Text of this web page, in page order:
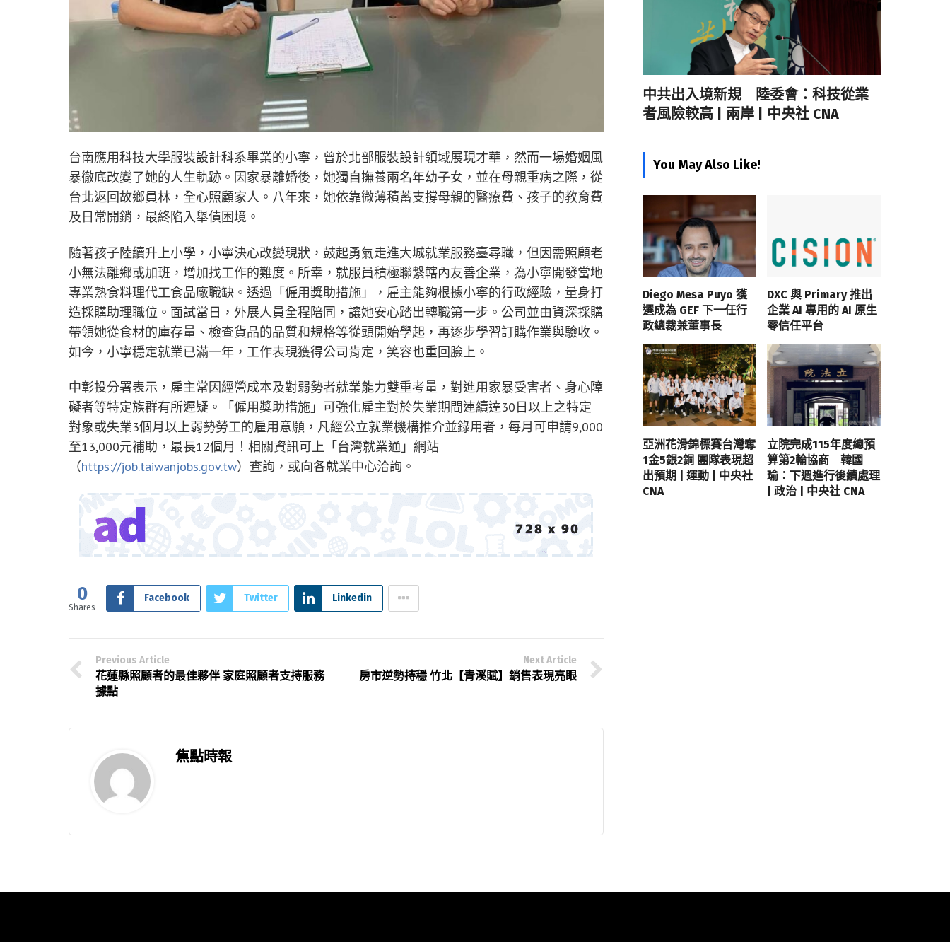
台南應用科技大學服裝設計科系畢業的小寧，曾於北部服裝設計領域展現才華，然而一場婚姻風
暴徹底改變了她的人生軌跡。因家暴離婚後，她獨自撫養兩名年幼子女，並在母親重病之際，從
台北返回故鄉員林，全心照顧家人。八年來，她依靠微薄積蓄支撐母親的醫療費、孩子的教育費
及日常開銷，最終陷入舉債困境。
隨著孩子陸續升上小學，小寧決心改變現狀，鼓起勇氣走進大城就業服務臺尋職，但因需照顧老
小無法離鄉或加班，增加找工作的難度。所幸，就服員積極聯繫轄內友善企業，為小寧開發當地
專業熟食料理代工食品廠職缺。透過「僱用獎助措施」，雇主能夠根據小寧的行政經驗，量身打
造採購助理職位。面試當日，外展人員全程陪同，讓她安心踏出轉職第一步。公司並由資深採購
帶領她從食材的庫存量、檢查貨品的品質和規格等從頭開始學起，再逐步學習訂購作業與驗收。
如今，小寧穩定就業已滿一年，工作表現獲得公司肯定，笑容也重回臉上。
中彰投分署表示，雇主常因經營成本及對弱勢者就業能力雙重考量，對進用家暴受害者、身心障
礙者等特定族群有所遲疑。「僱用獎助措施」可強化雇主對於失業期間連續達30日以上之特定
對象或失業3個月以上弱勢勞工的雇用意願，凡經公立就業機構推介並錄用者，每月可申請9,000
至13,000元補助，最長12個月！相關資訊可上「台灣就業通」網站
（https://job.taiwanjobs.gov.tw）查詢，或向各就業中心洽詢。
0
Shares
Facebook Twitter Linkedin
Previous Article
花蓮縣照顧者的最佳夥伴 家庭照顧者支持服務
據點
Next Article
房市逆勢持穩 竹北【青溪賦】銷售表現亮眼
焦點時報
中共出入境新規 陸委會：科技從業
者風險較高 | 兩岸 | 中央社 CNA
You May Also Like!
Diego Mesa Puyo 獲
選成為 GEF 下一任行
政總裁兼董事長
DXC 與 Primary 推出
企業 AI 專用的 AI 原生
零信任平台
亞洲花滑錦標賽台灣奪
1金5銀2銅 團隊表現超
出預期 | 運動 | 中央社
CNA
立院完成115年度總預
算第2輪協商 韓國
瑜：下週進行後續處理
| 政治 | 中央社 CNA